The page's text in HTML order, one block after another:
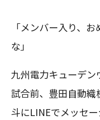
「メンバー入り、
な」
九州電力キューデ
試合前、豊田自動
斗にLINEでメッセ